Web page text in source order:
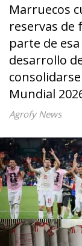
Marruecos
reservas de
parte de
desarrollo
Mundial
Agrofy News